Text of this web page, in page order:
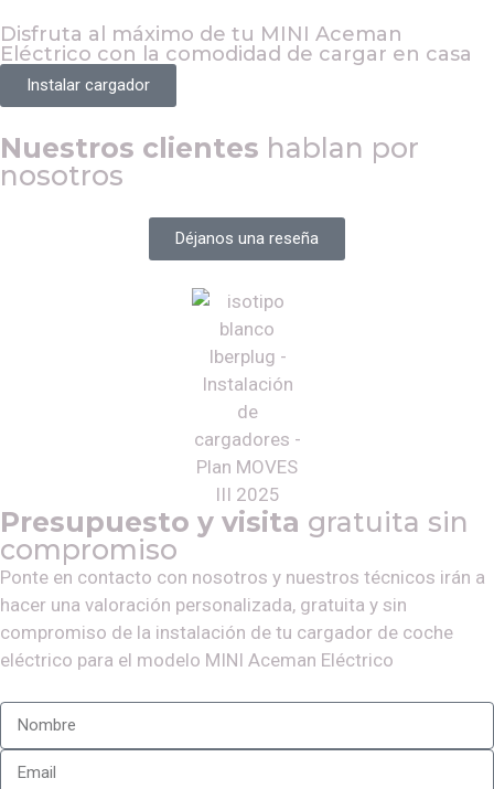
Disfruta al máximo de tu MINI Aceman
Eléctrico con la comodidad de cargar en casa
Instalar cargador
Nuestros clientes hablan por
nosotros
Déjanos una reseña
Presupuesto y visita gratuita sin
compromiso
Ponte en contacto con nosotros y nuestros técnicos irán a
hacer una valoración personalizada, gratuita y sin
compromiso de la instalación de tu cargador de coche
eléctrico para el modelo MINI Aceman Eléctrico